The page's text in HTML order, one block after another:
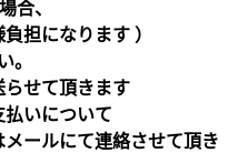
合、
担になります ）
。
らせて頂きます
いについて
ールにて連絡させて頂き